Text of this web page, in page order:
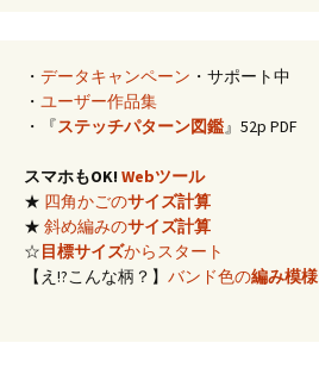
・ データキャンペーン ・サポート中
・ ユーザー作品集
・『ステッチパターン図鑑』52p PDF
スマホもOK! Webツール
★ 四角かごのサイズ計算
★ 斜め編みのサイズ計算
☆目標サイズからスタート
【え!?こんな柄？】 バンド色の編み模様